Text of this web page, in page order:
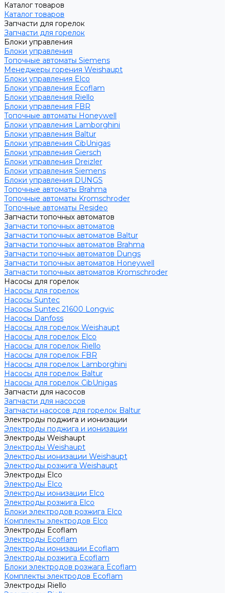
Каталог товаров
Каталог товаров
Запчасти для горелок
Запчасти для горелок
Блоки управления
Блоки управления
Топочные автоматы Siemens
Менеджеры горения Weishaupt
Блоки управления Elco
Блоки управления Ecoflam
Блоки управления Riello
Блоки управления FBR
Топочные автоматы Honeywell
Блоки управления Lamborghini
Блоки управления Baltur
Блоки управления CibUnigas
Блоки управления Giersch
Блоки управления Dreizler
Блоки управления Siemens
Блоки управления DUNGS
Топочные автоматы Brahma
Топочные автоматы Kromschroder
Топочные автоматы Resideo
Запчасти топочных автоматов
Запчасти топочных автоматов
Запчасти топочных автоматов Baltur
Запчасти топочных автоматов Brahma
Запчасти топочных автоматов Dungs
Запчасти топочных автоматов Honeywell
Запчасти топочных автоматов Kromschroder
Насосы для горелок
Насосы для горелок
Насосы Suntec
Насосы Suntec 21600 Longvic
Насосы Danfoss
Насосы для горелок Weishaupt
Насосы для горелок Elco
Насосы для горелок Riello
Насосы для горелок FBR
Насосы для горелок Lamborghini
Насосы для горелок Baltur
Насосы для горелок CibUnigas
Запчасти для насосов
Запчасти для насосов
Запчасти насосов для горелок Baltur
Электроды поджига и ионизации
Электроды поджига и ионизации
Электроды Weishaupt
Электроды Weishaupt
Электроды ионизации Weishaupt
Электроды розжига Weishaupt
Электроды Elco
Электроды Elco
Электроды ионизации Elco
Электроды розжига Elco
Блоки электродов розжига Elco
Комплекты электродов Elco
Электроды Ecoflam
Электроды Ecoflam
Электроды ионизации Ecoflam
Электроды розжига Ecoflam
Блоки электродов розжага Ecoflam
Комплекты электродов Ecoflam
Электроды Riello